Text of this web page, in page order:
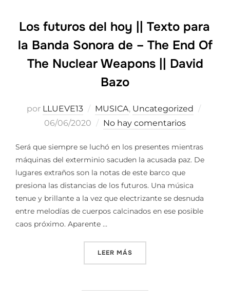
Los futuros del hoy || Texto para
la Banda Sonora de – The End Of
The Nuclear Weapons || David
Bazo
por LLUEVE13 MUSICA, Uncategorized
06/06/2020 No hay comentarios
Será que siempre se luchó en los presentes mientras
máquinas del exterminio sacuden la acusada paz. De
lugares extraños son la notas de este barco que
presiona las distancias de los futuros. Una música
tenue y brillante a la vez que electrizante se desnuda
entre melodías de cuerpos calcinados en ese posible
caos próximo. Aparente …
LEER MÁS